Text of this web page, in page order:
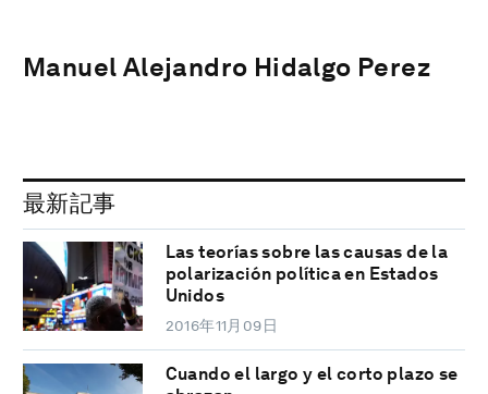
Manuel Alejandro Hidalgo Perez
最新記事
Las teorías sobre las causas de la
polarización política en Estados
Unidos
2016年11月09日
Cuando el largo y el corto plazo se